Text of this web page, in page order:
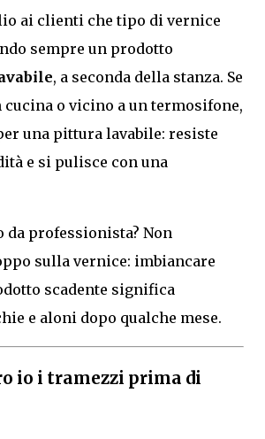
ai clienti che tipo di vernice
sempre un prodotto
, a seconda della stanza. Se
o vicino a un termosifone,
una pittura lavabile: resiste
e si pulisce con una
professionista? Non
sulla vernice: imbiancare
scadente significa
e aloni dopo qualche mese.
io i tramezzi prima di